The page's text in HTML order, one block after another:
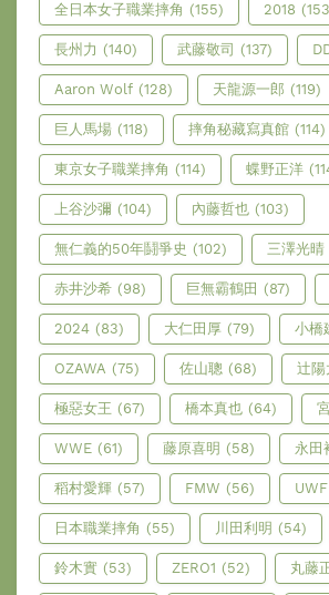
全日本女子職業摔角 (155) 2018
長州力 (140) 武藤敬司 (137)
Aaron Wolf (128) 天龍源一郎 (119)
巨人馬場 (118) 摔角秘藏寫真館 (114)
東京女子職業摔角 (114) 蝶野正洋
上谷沙彌 (104) 內藤哲也 (103)
無仁義的50年鬪爭史 (102) 三澤光晴
赤井沙希 (98) 巨無霸鶴田 (87)
2024 (83) 大仁田厚 (79) 小橋
OZAWA (75) 佐山聰 (68) 辻陽
極惡女王 (67) 橋本真也 (64)
WWE (61) 藤原喜明 (58) 永田
稻村愛輝 (57) FMW (56) UWF
日本職業摔角 (55) 川田利明 (54)
鈴木實 (53) ZERO1 (52) 丸藤